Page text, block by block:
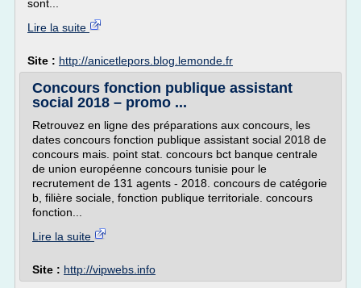
sont...
Lire la suite
Site : http://anicetlepors.blog.lemonde.fr
Concours fonction publique assistant
social 2018 – promo ...
Retrouvez en ligne des préparations aux concours, les
dates concours fonction publique assistant social 2018 de
concours mais. point stat. concours bct banque centrale
de union européenne concours tunisie pour le
recrutement de 131 agents - 2018. concours de catégorie
b, filière sociale, fonction publique territoriale. concours
fonction...
Lire la suite
Site : http://vipwebs.info